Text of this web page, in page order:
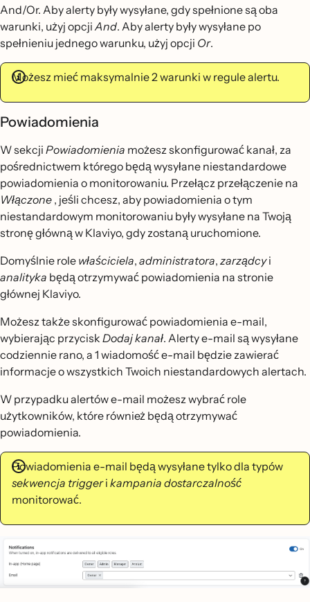
And/Or. Aby alerty były wysyłane, gdy spełnione są oba
warunki, użyj opcjiAnd. Aby alerty były wysyłane po
spełnieniu jednego warunku, użyj opcji Or.
Możesz mieć maksymalnie 2 warunki w regule alertu.
Powiadomienia
W sekcji Powiadomienia możesz skonfigurować kanał, za
pośrednictwem którego będą wysyłane niestandardowe
powiadomienia o monitorowaniu. Przełącz przełączenie na
Włączone , jeśli chcesz, aby powiadomienia o tym
niestandardowym monitorowaniu były wysyłane na Twoją
stronę główną w Klaviyo, gdy zostaną uruchomione.
Domyślnie role właściciela, administratora, zarządcyi
analityka będą otrzymywać powiadomienia na stronie
głównej Klaviyo.
Możesz także skonfigurować powiadomienia e-mail,
wybierając przycisk Dodaj kanał. Alerty e-mail są wysyłane
codziennie rano, a 1 wiadomość e-mail będzie zawierać
informacje o wszystkich Twoich niestandardowych alertach.
W przypadku alertów e-mail możesz wybrać role
użytkowników, które również będą otrzymywać
powiadomienia.
Powiadomienia e-mail będą wysyłane tylko dla typów
sekwencja triggeri kampania dostarczalność
monitorować.